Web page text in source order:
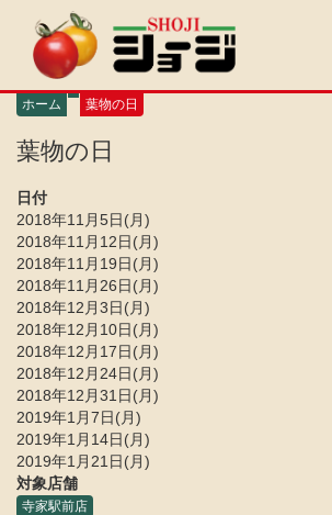
ン ホーム 葉物の日
葉物の日
日付
2018年11月5日(月)
2018年11月12日(月)
2018年11月19日(月)
2018年11月26日(月)
2018年12月3日(月)
2018年12月10日(月)
2018年12月17日(月)
2018年12月24日(月)
2018年12月31日(月)
2019年1月7日(月)
2019年1月14日(月)
2019年1月21日(月)
対象店舗
寺家駅前店